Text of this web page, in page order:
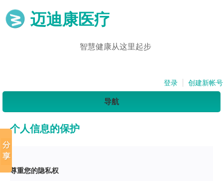
迈迪康医疗
智慧健康从这里起步
登录 创建新帐号
导航
个人信息的保护
尊重您的隐私权